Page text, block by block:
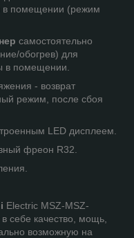
в помещении (режим
самостоятельно
обогрев) для
в помещении.
- возврат
режим, после сбоя
LED дисплеем.
фреон R32.
Electric MSZ-MSZ-
себе качество, мощь,
возможную на